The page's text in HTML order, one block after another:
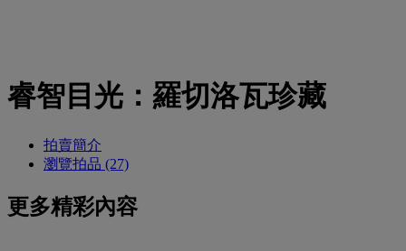
睿智目光：羅切洛瓦珍藏
拍賣簡介
瀏覽拍品 (27)
更多精彩內容